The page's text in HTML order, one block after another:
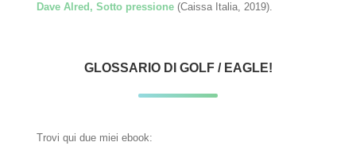
Dave Alred, Sotto pressione (Caissa Italia, 2019).
GLOSSARIO DI GOLF / EAGLE!
Trovi qui due miei ebook: